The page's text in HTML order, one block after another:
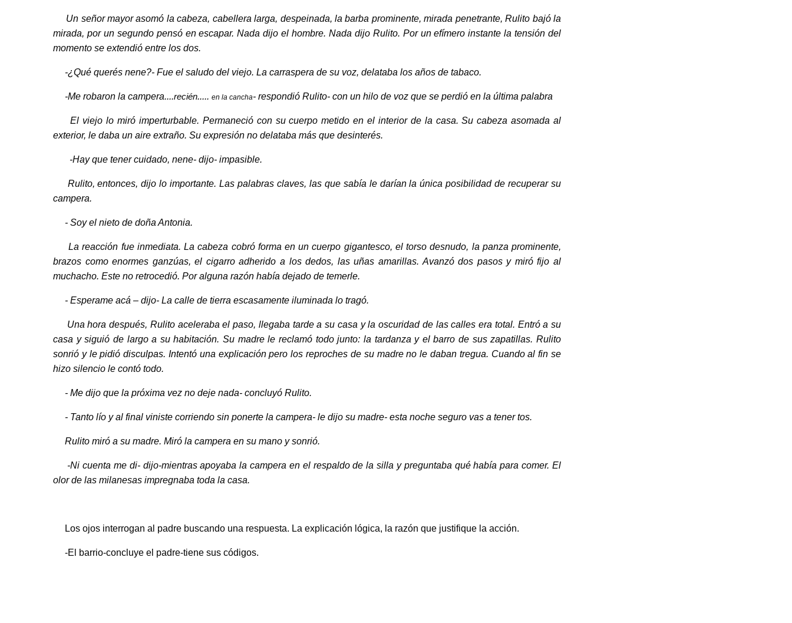
Un señor mayor asomó la cabeza, cabellera larga, despeinada, la barba prominente, mirada penetrante, Rulito bajó la
mirada, por un segundo pensó en escapar. Nada dijo el hombre. Nada dijo Rulito. Por un efímero instante la tensión del
momento se extendió entre los dos.
-¿Qué querés nene?- Fue el saludo del viejo. La carraspera de su voz, delataba los años de tabaco.
-Me robaron la campera....recién..... en la cancha- respondió Rulito- con un hilo de voz que se perdió en la última palabra
El viejo lo miró imperturbable. Permaneció con su cuerpo metido en el interior de la casa. Su cabeza asomada al
exterior, le daba un aire extraño. Su expresión no delataba más que desinterés.
-Hay que tener cuidado, nene- dijo- impasible.
Rulito, entonces, dijo lo importante. Las palabras claves, las que sabía le darían la única posibilidad de recuperar su
campera.
- Soy el nieto de doña Antonia.
La reacción fue inmediata. La cabeza cobró forma en un cuerpo gigantesco, el torso desnudo, la panza prominente,
brazos como enormes ganzúas, el cigarro adherido a los dedos, las uñas amarillas. Avanzó dos pasos y miró fijo al
muchacho. Este no retrocedió. Por alguna razón había dejado de temerle.
- Esperame acá – dijo- La calle de tierra escasamente iluminada lo tragó.
Una hora después, Rulito aceleraba el paso, llegaba tarde a su casa y la oscuridad de las calles era total. Entró a su
casa y siguió de largo a su habitación. Su madre le reclamó todo junto: la tardanza y el barro de sus zapatillas. Rulito
sonrió y le pidió disculpas. Intentó una explicación pero los reproches de su madre no le daban tregua. Cuando al fin se
hizo silencio le contó todo.
- Me dijo que la próxima vez no deje nada- concluyó Rulito.
- Tanto lío y al final viniste corriendo sin ponerte la campera- le dijo su madre- esta noche seguro vas a tener tos.
Rulito miró a su madre. Miró la campera en su mano y sonrió.
-Ni cuenta me di- dijo-mientras apoyaba la campera en el respaldo de la silla y preguntaba qué había para comer. El
olor de las milanesas impregnaba toda la casa.
Los ojos interrogan al padre buscando una respuesta. La explicación lógica, la razón que justifique la acción.
-El barrio-concluye el padre-tiene sus códigos.